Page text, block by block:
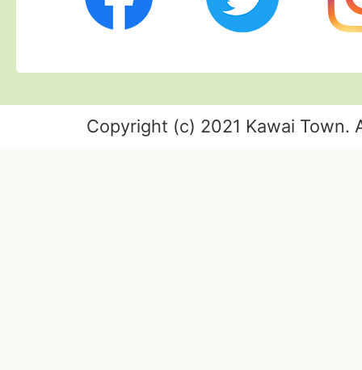
Copyright (c) 2021 Kawai Town.